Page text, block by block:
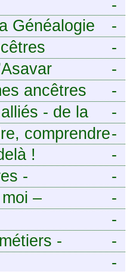
-
-
Généalogie
-
-
-
ancêtres
-
- de la
-
comprendre
exister.
-
!
-
-
et
-
–
en Ille-et-
-
-
-
l’Arc
-